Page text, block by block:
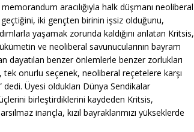
aracılığıyla halk düşmanı neoliberal
geçtiğini, iki gençten birinin işsiz olduğunu,
yaşamak zorunda kaldığını anlatan Kritsis,
ve neoliberal savunucularının bayram
dayatılan benzer önlemlerle benzer zorlukları
tek onurlu seçenek, neoliberal reçetelere karşı
Üyesi oldukları Dünya Sendikalar
birleştirdiklerini kaydeden Kritsis,
inançla, kızıl bayraklarımızı yükseklerde